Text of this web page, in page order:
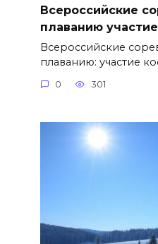
Всероссийские
плаванию
Всероссийские
плаванию: участие
0 301